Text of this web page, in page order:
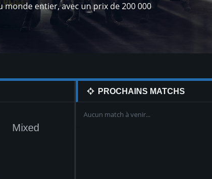
être équipés sur n'importe quelle arme de votre
équipement.
Mixed
PROCHAINS MATCHS
Aucun match à venir...